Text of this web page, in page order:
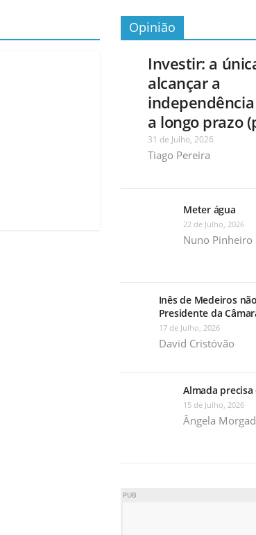
Opinião
Investir: a
alcançar a
a longo prazo
31 de Julho, 2026
Tiago Pereira
Meter água
22 de Julho, 2026
Nuno Pinheiro
Inês de Medeiros
Presidente da
17 de Julho, 2026
David Cristóvão
Almada precisa
15 de Julho, 2026
Ângela
PUB